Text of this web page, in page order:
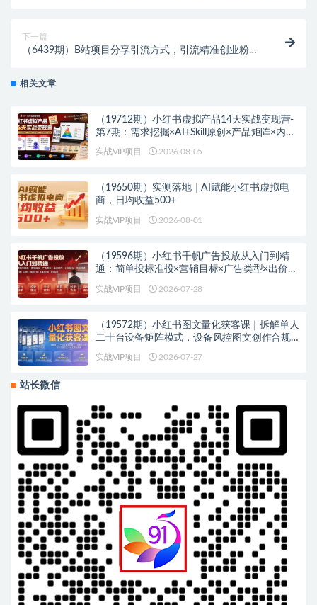
下一篇
（6439期）B站项目分享引流方式，引流精准创业粉，
相关文章
（19712期）小红书虚拟产品14天实战变现营-
第7期：需求挖掘×AI+Skill原创×产品矩阵×内容
实战VIP项目 2026-08-05
（19650期）实测落地｜AI赋能小红书虚拟电
商，日均收益500+
实战VIP项目 2026-08-01
（19596期）小红书千帆广告投放从入门到精
通：简单投标准投×营销目标×广告类型×出价定
实战VIP项目 2026-07-28
（19572期）小红书图文量化获客课｜拆解单人
二十台设备矩阵模式，设备风控图文创作合规
实战VIP项目 2026-07-27
站长微信